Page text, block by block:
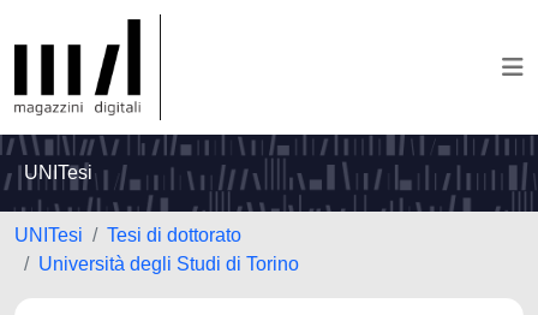
UNITesi
UNITesi
Tesi di dottorato
Università degli Studi di Torino